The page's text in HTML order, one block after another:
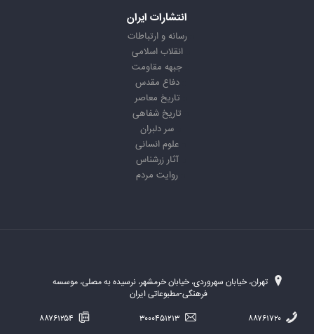
انتشارات ایران
رسانه و ارتباطات
انقلاب اسلامی
جبهه مقاومت
دفاع مقدس
تاریخ معاصر
تاریخ شفاهی
سر دلبران
علوم انسانی
آثار زرشناس
روایت مردم
تهران، خیابان سهروردی، خیابان خرمشهر، نرسیده به مصلی، موسسه
فرهنگی-مطبوعاتی ایران